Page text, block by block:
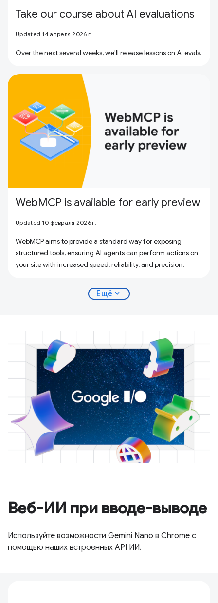
Take our course about AI evaluations
Updated 14 апреля 2026 г.
Over the next several weeks, we'll release lessons on AI evals.
WebMCP is available for early preview
Updated 10 февраля 2026 г.
WebMCP aims to provide a standard way for exposing
structured tools, ensuring AI agents can perform actions on
your site with increased speed, reliability, and precision.
Ещё expand_more
Веб-ИИ при вводе-выводе
Используйте возможности Gemini Nano в Chrome с
помощью наших встроенных API ИИ.